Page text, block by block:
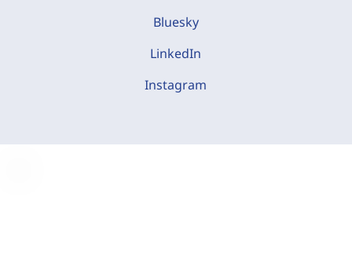
Bluesky
LinkedIn
Instagram